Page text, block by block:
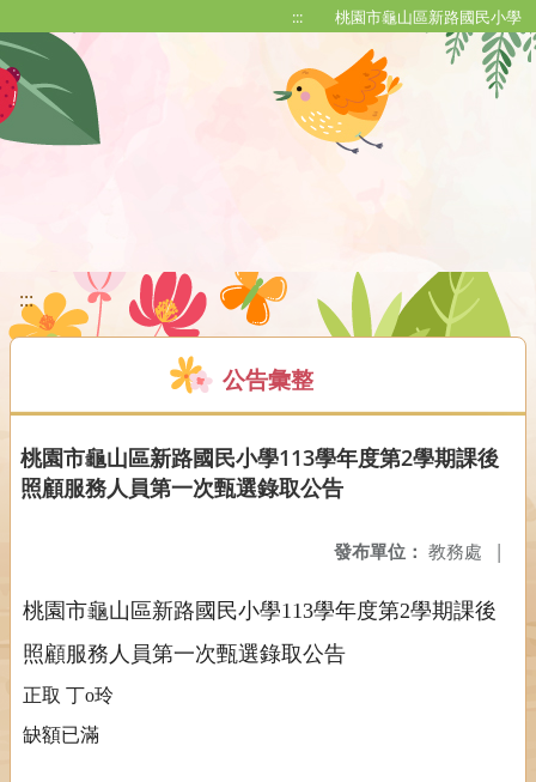
::: 桃園市龜山區新路國民小學
:::
公告彙整
桃園市龜山區新路國民小學113學年度第2學期課後
照顧服務人員第一次甄選錄取公告
發布單位： 教務處 |
桃園市龜山區新路國民小學113學年度第2學期課後
照顧服務人員第一次甄選錄取公告
正取 丁o玲
缺額已滿